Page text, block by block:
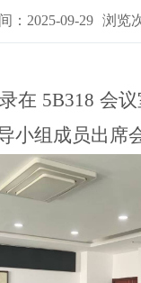
：2025-09-29 浏览
在 5B318 会
小组成员出席